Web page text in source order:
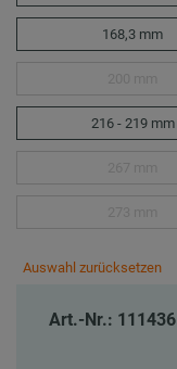
168,3 mm
216 - 219 mm
Auswahl zurücksetzen
Art.-Nr.: 111436